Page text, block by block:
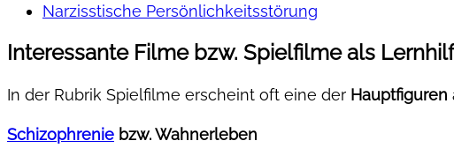
Narzisstische Persönlichkeitsstörung
Interessante Filme bzw. Spielfilme als
In der Rubrik Spielfilme erscheint oft eine der Hauptfiguren
Schizophrenie bzw. Wahnerleben